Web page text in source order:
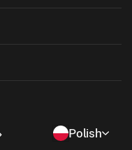
Polish